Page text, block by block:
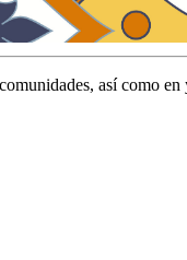
así como